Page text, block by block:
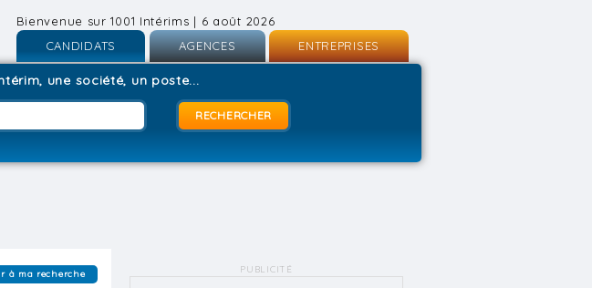
Bienvenue sur 1001 Intérims | 6 août 2026
CANDIDATS
Inscription
AGENCES
Inscription
Connexion
ENTREPRISES
une société, un poste...
à ma recherche PUBLICITÉ